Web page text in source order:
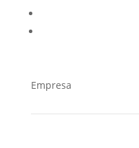
Empresa